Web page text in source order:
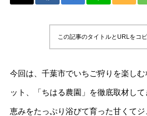
この記事のタイトルとURLをコ
今回は、千葉市でいちご狩りを楽し
ット、「ちはる農園」を徹底取材し
恵みをたっぷり浴びて育った甘くて